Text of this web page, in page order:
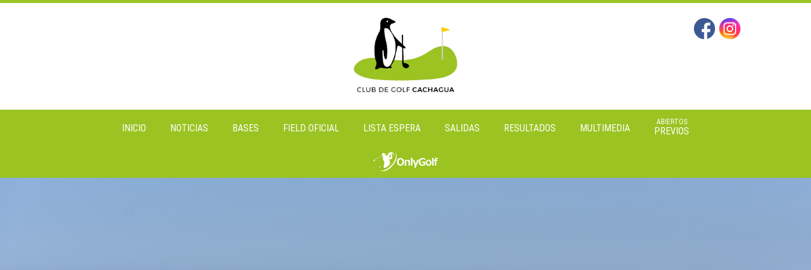
INICIO NOTICIAS BASES FIELD OFICIAL LISTA ESPERA SALIDAS RESULTADOS MULTIMEDIA
ABIERTOS
PREVIOS